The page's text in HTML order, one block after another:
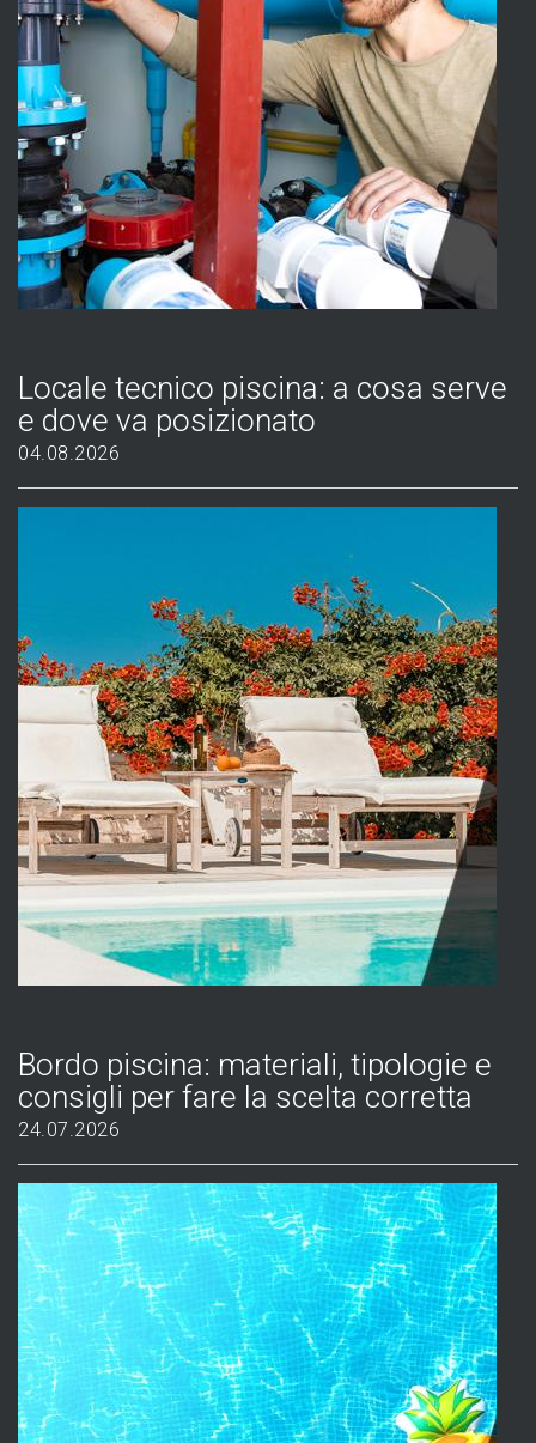
Locale tecnico piscina: a cosa serve
e dove va posizionato
04.08.2026
Bordo piscina: materiali, tipologie e
consigli per fare la scelta corretta
24.07.2026